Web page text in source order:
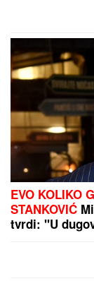
EVO KOLIKO
STANKOVIĆ
tvrdi: "U